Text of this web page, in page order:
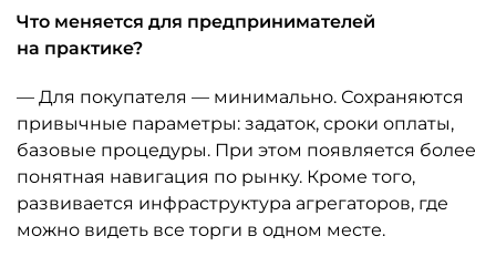
Что меняется для предпринимателей
на практике?
— Для покупателя — минимально. Сохраняются
привычные параметры: задаток, сроки оплаты,
базовые процедуры. При этом появляется более
понятная навигация по рынку. Кроме того,
развивается инфраструктура агрегаторов, где
можно видеть все торги в одном месте.